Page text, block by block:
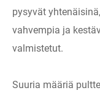
pysyvät
vahvempia ja
valmistetut.
Suuria määriä